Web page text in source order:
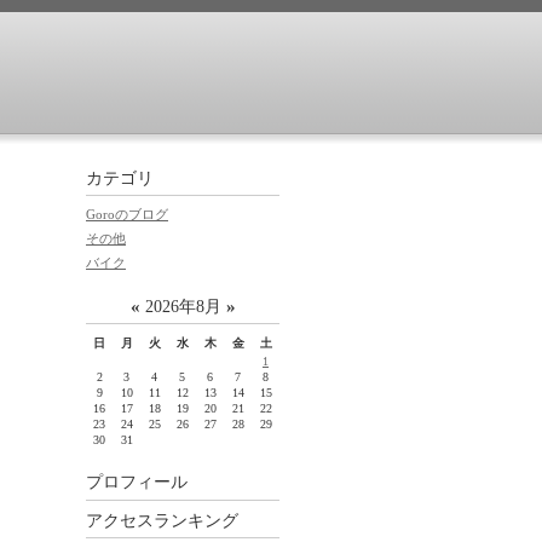
カテゴリ
Goroのブログ
その他
バイク
« 2026年8月 »
日 月 火 水 木 金
土
1
2
3 4 5 6 7
8
9
10 11 12 13 14
15
16
17 18 19 20 21
22
23
24 25 26 27 28
29
30
31
プロフィール
アクセスランキング